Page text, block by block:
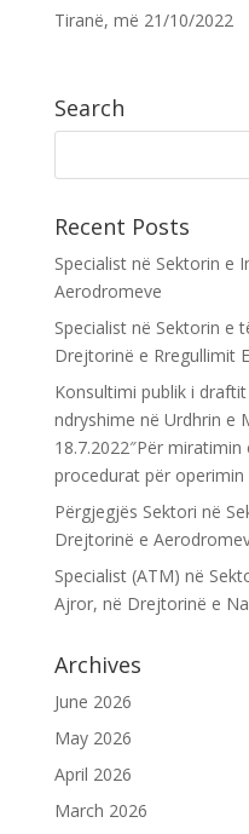
Tiranë, më 21/10/2022
Search
Recent Posts
Specialist në Sektorin e
Aerodromeve
Specialist në Sektorin e
Drejtorinë e Rregullimit
Konsultimi publik i
ndryshime në Urdhrin e
18.7.2022″Për
procedurat për operimin
Përgjegjës Sektori në
Drejtorinë e
Specialist (ATM) në
Ajror, në Drejtorinë e
Archives
June 2026
May 2026
April 2026
March 2026